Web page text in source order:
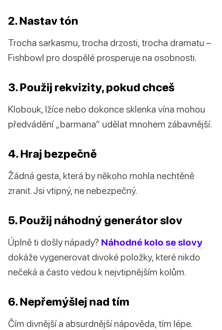
2. Nastav tón
Trocha sarkasmu, trocha drzosti, trocha dramatu –
Fishbowl pro dospělé prosperuje na osobnosti.
3. Použij rekvizity, pokud chceš
Klobouk, lžíce nebo dokonce sklenka vína mohou
předvádění „barmana“ udělat mnohem zábavnější.
4. Hraj bezpečně
Žádná gesta, která by někoho mohla nechtěně
zranit. Jsi vtipný, ne nebezpečný.
5. Použij náhodný generátor slov
Úplně ti došly nápady? Náhodné kolo se slovy
dokáže vygenerovat divoké položky, které nikdo
nečeká a často vedou k nejvtipnějším kolům.
6. Nepřemýšlej nad tím
Čím divnější a absurdnější nápověda, tím lépe.